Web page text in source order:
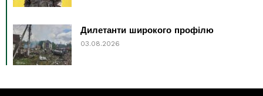
Дилетанти широкого профілю
03.08.2026